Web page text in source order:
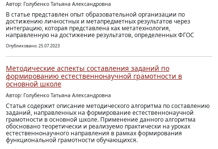
Автор: Голубенко Татьяна Александровна
В статье представлен опыт образовательной организации по
достижению личностных и метапредметных результатов через
интеграцию, которая представлена как метатехнология,
направленную на достижение результатов, определенных ФГОС
Опубликовано: 25.07.2023
Методические аспекты составления заданий по
формированию естественнонаучной грамотности в
основной школе
Автор: Голубенко Татьяна Александровна
Статья содержит описание методического алгоритма по составлению
заданий, направленных на формирование естественнонаучной
грамотности в основной школе. Применение данного алгоритма
обосновано теоретически и реализуемо практически на уроках
естественнонаучного направления в рамках формирования
функциональной грамотности обучающихся.